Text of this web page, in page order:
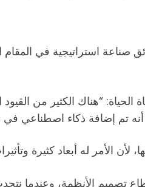
صناعة استراتيجية في
“هناك الكثير من
إضافة ذكاء اصطناعي في
لأن الأمر له أبعاد كثيرة
تصميم الأنظمة، وعندما